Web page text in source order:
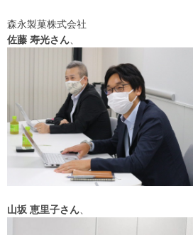
森永製菓株式会社
佐藤 寿光さん
山坂 恵里子さん